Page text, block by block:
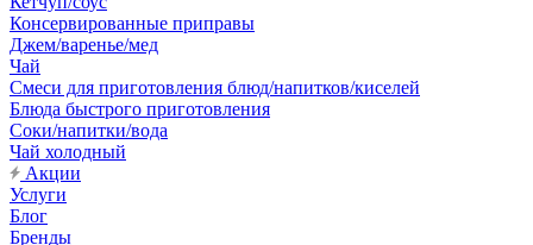
Консервированные приправы
Джем/варенье/мед
Чай
Смеси для приготовления блюд/напитков/киселей
Блюда быстрого приготовления
Соки/напитки/вода
Чай холодный
Акции
Услуги
Блог
Бренды